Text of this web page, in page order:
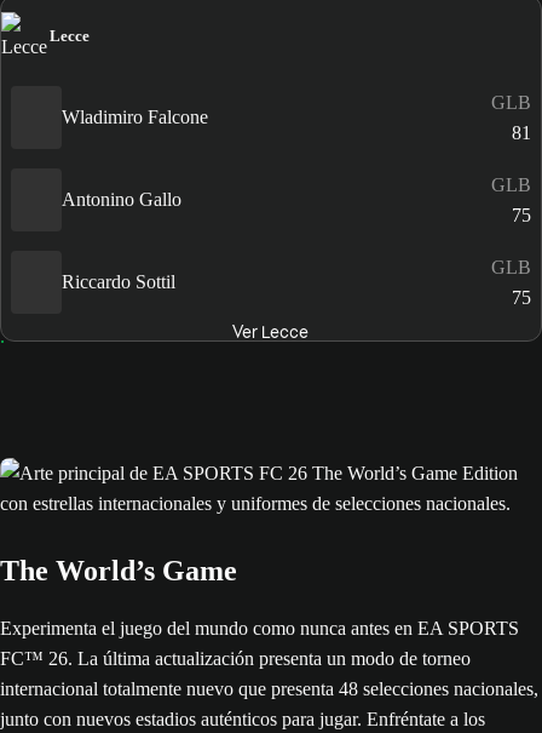
Lecce
Wladimiro Falcone
GLB
81
Antonino Gallo
GLB
75
Riccardo Sottil
GLB
75
Ver Lecce
The World’s Game
Experimenta el juego del mundo como nunca antes en EA SPORTS
FC™ 26. La última actualización presenta un modo de torneo
internacional totalmente nuevo que presenta 48 selecciones nacionales,
junto con nuevos estadios auténticos para jugar. Enfréntate a los